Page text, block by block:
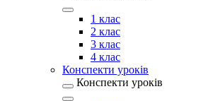
1 клас
2 клас
3 клас
4 клас
Конспекти уроків
Конспекти уроків